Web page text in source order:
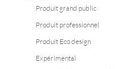
Produit grand public
Produit professionnel
Produit Eco design
Expérimental